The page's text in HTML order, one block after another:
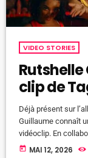
VIDEO STORIES
clip de
Déjà présent sur
Guillaume connaît
vidéoclip. En
force artistique de
today MAI 12, 2026